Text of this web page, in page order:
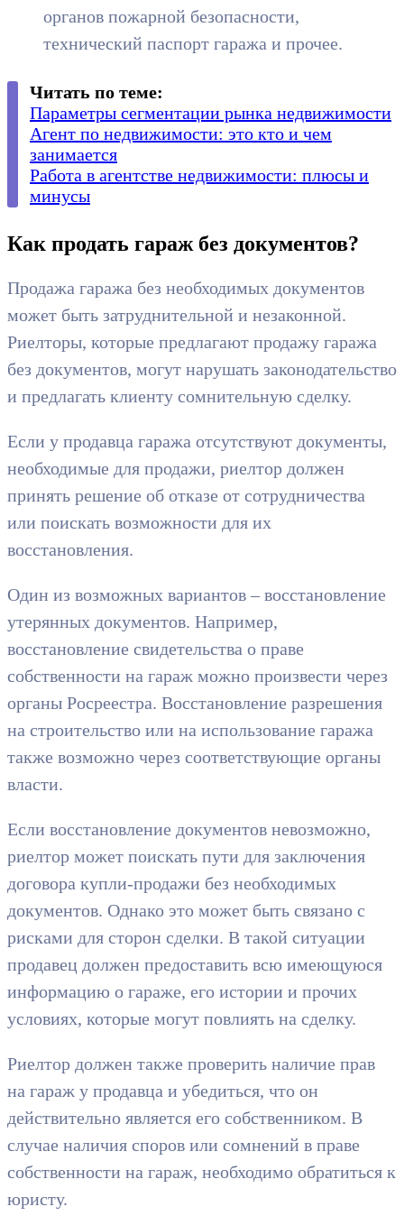
органов пожарной безопасности,
технический паспорт гаража и прочее.
Читать по теме:
Параметры сегментации рынка недвижимости
Агент по недвижимости: это кто и чем
занимается
Работа в агентстве недвижимости: плюсы и
минусы
Как продать гараж без документов?
Продажа гаража без необходимых документов
может быть затруднительной и незаконной.
Риелторы, которые предлагают продажу гаража
без документов, могут нарушать законодательство
и предлагать клиенту сомнительную сделку.
Если у продавца гаража отсутствуют документы,
необходимые для продажи, риелтор должен
принять решение об отказе от сотрудничества
или поискать возможности для их
восстановления.
Один из возможных вариантов – восстановление
утерянных документов. Например,
восстановление свидетельства о праве
собственности на гараж можно произвести через
органы Росреестра. Восстановление разрешения
на строительство или на использование гаража
также возможно через соответствующие органы
власти.
Если восстановление документов невозможно,
риелтор может поискать пути для заключения
договора купли-продажи без необходимых
документов. Однако это может быть связано с
рисками для сторон сделки. В такой ситуации
продавец должен предоставить всю имеющуюся
информацию о гараже, его истории и прочих
условиях, которые могут повлиять на сделку.
Риелтор должен также проверить наличие прав
на гараж у продавца и убедиться, что он
действительно является его собственником. В
случае наличия споров или сомнений в праве
собственности на гараж, необходимо обратиться к
юристу.